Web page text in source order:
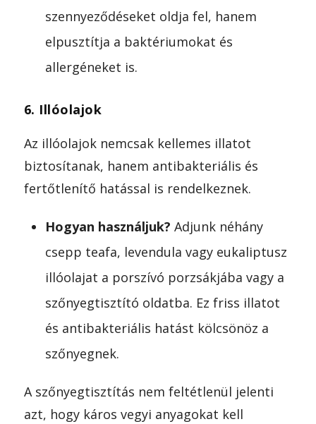
szennyeződéseket oldja fel, hanem
elpusztítja a baktériumokat és
allergéneket is.
6. Illóolajok
Az illóolajok nemcsak kellemes illatot
biztosítanak, hanem antibakteriális és
fertőtlenítő hatással is rendelkeznek.
Hogyan használjuk? Adjunk néhány
csepp teafa, levendula vagy eukaliptusz
illóolajat a porszívó porzsákjába vagy a
szőnyegtisztító oldatba. Ez friss illatot
és antibakteriális hatást kölcsönöz a
szőnyegnek.
A szőnyegtisztítás nem feltétlenül jelenti
azt, hogy káros vegyi anyagokat kell